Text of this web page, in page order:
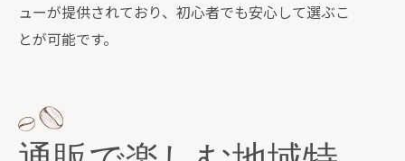
ューが提供されており、初心者でも安心して選ぶこ
とが可能です。